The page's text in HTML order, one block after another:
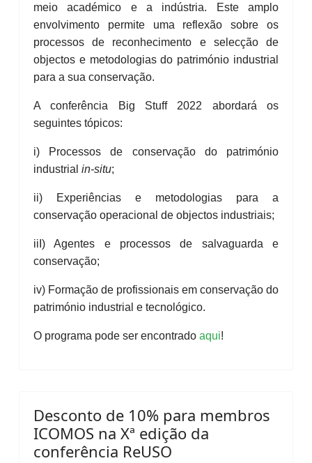
meio académico e a indústria. Este amplo
envolvimento permite uma reflexão sobre os
processos de reconhecimento e selecção de
objectos e metodologias do património industrial
para a sua conservação.
A conferência Big Stuff 2022 abordará os
seguintes tópicos:
i) Processos de conservação do património
industrial in-situ;
ii) Experiências e metodologias para a
conservação operacional de objectos industriais;
iiI) Agentes e processos de salvaguarda e
conservação;
iv) Formação de profissionais em conservação do
património industrial e tecnológico.
O programa pode ser encontrado aqui!
Desconto de 10% para membros
ICOMOS na Xª edição da
conferência ReUSO